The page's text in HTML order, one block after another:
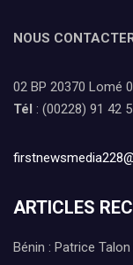
NOUS
02 BP 20370 Lomé
Tél : (00228) 91 42
ARTICLES
Bénin : Patrice